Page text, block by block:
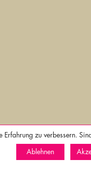
zu verbessern.
Ablehnen